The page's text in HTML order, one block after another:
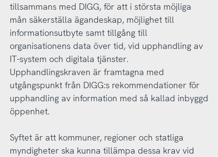
tillsammans med DIGG, för att i största möjliga
mån säkerställa ägandeskap, möjlighet till
informationsutbyte samt tillgång till
organisationens data över tid, vid upphandling av
IT-system och digitala tjänster.
Upphandlingskraven är framtagna med
utgångspunkt från DIGG:s rekommendationer för
upphandling av information med så kallad inbyggd
öppenhet.
Syftet är att kommuner, regioner och statliga
myndigheter ska kunna tillämpa dessa krav vid